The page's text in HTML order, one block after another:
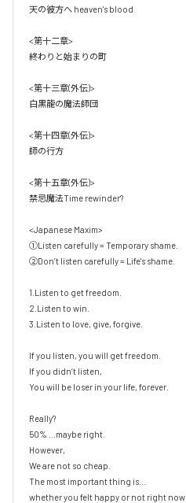
天の彼方へ heaven's blood
<第十二章>
終わりと始まりの町
<第十三章(外伝)>
白黒龍の魔法師団
<第十四章(外伝)>
師の行方
<第十五章(外伝)>
禁忌魔法Time rewinder?
<Japanese Maxim>
①Listen carefully = Temporary shame.
②Don’t listen carefully = Life's shame.
1.Listen to get freedom.
2.Listen to win.
3.Listen to love, give, forgive.
If you listen, you will get freedom.
If you didn’t listen,
You will be loser in your life, forever.
Really?
50% ...maybe right.
However,
We are not so cheap.
The most important thing is...
whether you felt happy or not right now.